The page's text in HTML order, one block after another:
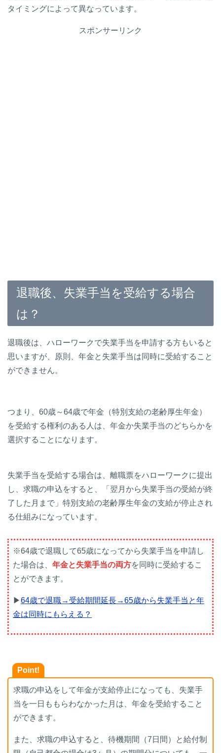
タイミングによって異なっています。
スポンサーリンク
退職後、失業手当を受給する場合
は？
退職後は、ハローワークで失業手当を申請する方もいると
思いますが、原則、年金と失業手当は同時に受給すること
ができません。
つまり、60歳～64歳で年金（特別支給の老齢厚生年金）
を受給する権利のある人は、年金か失業手当のどちらかを
選択することになります。
失業手当を受給する場合は、離職票をハローワークに提出
し、求職の申込をすると、「翌月から失業手当の受給が終
了した月まで」特別支給の老齢厚生年金の支給が停止され
る仕組みになっています。
※64歳で退職して65歳になってから失業手当を申請し
た場合は、 年金と失業手当の両方を同時に受給するこ
とができます。
▶64歳で退職→受給期間延長→65歳から失業手当と年
金は同時にもらえる？
Point!
求職の申込をして年金が支給停止になっても、失業手
当を一日ももらわなかった月は、年金を受給すること
ができます。
また、求職の申込すると、待機期間（7日間）と給付制